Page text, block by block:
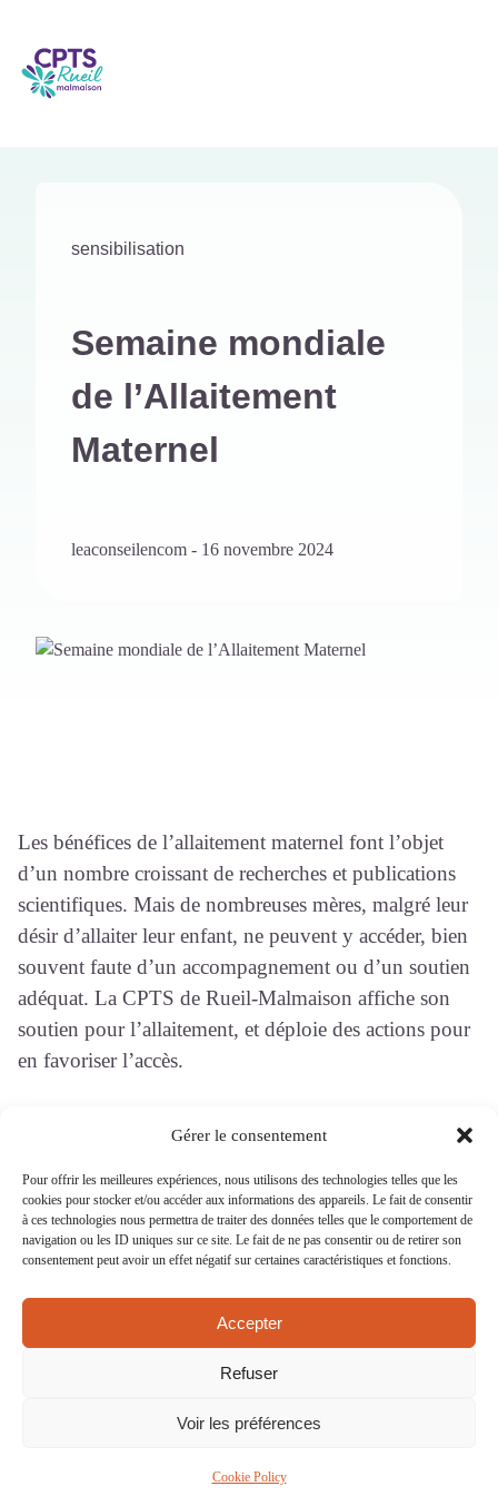
Gérer le consentement
Pour offrir les meilleures expériences, nous utilisons des technologies telles que les
cookies pour stocker et/ou accéder aux informations des appareils. Le fait de consentir
à ces technologies nous permettra de traiter des données telles que le comportement de
navigation ou les ID uniques sur ce site. Le fait de ne pas consentir ou de retirer son
consentement peut avoir un effet négatif sur certaines caractéristiques et fonctions.
Accepter
Refuser
Voir les préférences
Cookie Policy
sensibilisation
Semaine mondiale
de l’Allaitement
Maternel
leaconseilencom - 16 novembre 2024
Les bénéfices de l’allaitement maternel font l’objet
d’un nombre croissant de recherches et publications
scientifiques. Mais de nombreuses mères, malgré leur
désir d’allaiter leur enfant, ne peuvent y accéder, bien
souvent faute d’un accompagnement ou d’un soutien
adéquat. La CPTS de Rueil-Malmaison affiche son
soutien pour l’allaitement, et déploie des actions pour
en favoriser l’accès.
15 rue Eugène Saccomano 92500 RUEIL-
MALMAISON
NEWSLETTER
CONTACT